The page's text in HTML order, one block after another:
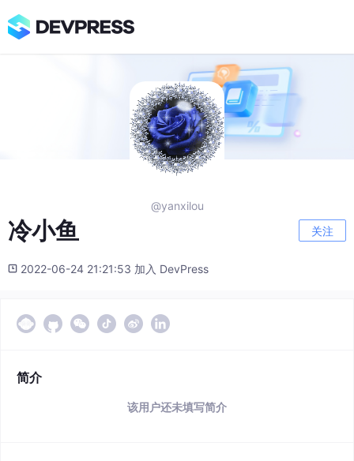
@yanxilou
冷小鱼 关注
2022-06-24 21:21:53 加入 DevPress
简介
该用户还未填写简介